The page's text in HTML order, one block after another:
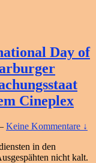
Day of
Cineplex
Keine Kommentare ↓
in den
nicht kalt.